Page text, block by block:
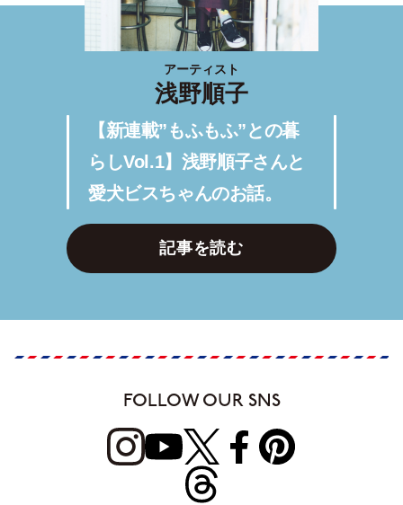
アーティスト
浅野順子
【新連載”もふもふ”との暮
らしVol.1】浅野順子さんと
愛犬ビスちゃんのお話。
記事を読む
FOLLOW OUR SNS